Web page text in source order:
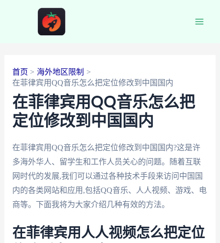
首页
海外地区限制
在菲律宾用QQ音乐怎么把定位修改到中国国内
在菲律宾用QQ音乐怎么把
定位修改到中国国内
在菲律宾用QQ音乐怎么把定位修改到中国国内?这是许
多海外华人、留学生和工作人员关心的问题。随着互联
网时代的发展,我们可以通过各种技术手段来访问中国国
内的各类网站和应用,包括QQ音乐、人人视频、游戏、电
商等。下面我将为大家介绍几种有效的方法。
在菲律宾用人人视频怎么把定位